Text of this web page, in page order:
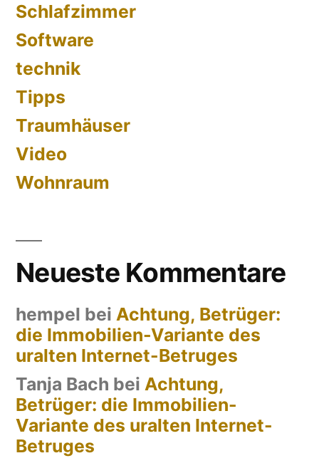
Schlafzimmer
Software
technik
Tipps
Traumhäuser
Video
Wohnraum
Neueste Kommentare
hempel bei Achtung, Betrüger:
die Immobilien-Variante des
uralten Internet-Betruges
Tanja Bach bei Achtung,
Betrüger: die Immobilien-
Variante des uralten Internet-
Betruges